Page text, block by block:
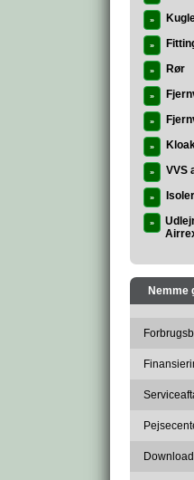
»
»
» Rør
»
»
»
» VVS
»
»
Nemme